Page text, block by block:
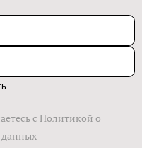
с Политикой о